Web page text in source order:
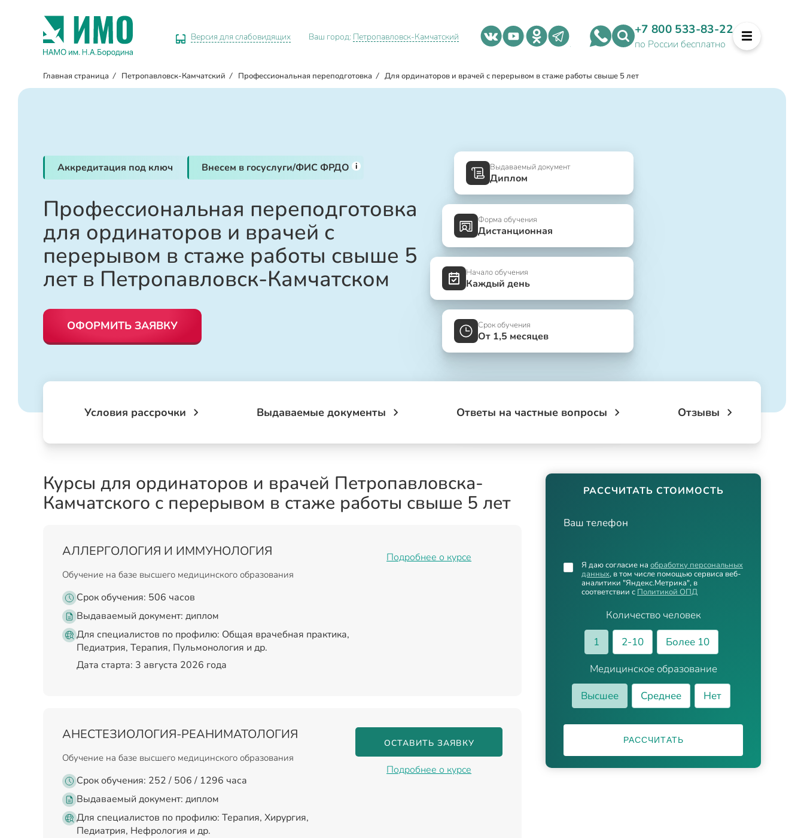
Версия для слабовидящих Ваш город: Петропавловск-Камчатский +7 800 533-83-22
по России бесплатно
Главная страница / Петропавловск-Камчатский / Профессиональная переподготовка / Для ординаторов и врачей с перерывом в стаже работы свыше 5 лет
Аккредитация под ключ Внесем в госуслуги/ФИС ФРДО i
Профессиональная переподготовка
для ординаторов и врачей с
перерывом в стаже работы свыше 5
лет в Петропавловск-Камчатском
ОФОРМИТЬ ЗАЯВКУ
Выдаваемый документ
Диплом
Форма обучения
Дистанционная
Начало обучения
Каждый день
Срок обучения
От 1,5 месяцев
Условия рассрочки Выдаваемые документы Ответы на частные вопросы Отзывы
РАССЧИТАТЬ СТОИМОСТЬ
Ваш телефон
Количество человек
1
2-10
Более 10
Медицинское образование
Высшее
Среднее Нет
Я даю согласие на обработку персональных
данных, в том числе помощью сервиса веб-
аналитики "Яндекс.Метрика", в
соответствии с Политикой ОПД
РАССЧИТАТЬ
Курсы для ординаторов и врачей Петропавловска-
Камчатского с перерывом в стаже работы свыше 5 лет
АЛЛЕРГОЛОГИЯ И ИММУНОЛОГИЯ
Обучение на базе высшего медицинского образования
Срок обучения: 506 часов
Выдаваемый документ: диплом
Для специалистов по профилю: Общая врачебная практика,
Педиатрия, Терапия, Пульмонология и др.
Дата старта: 3 августа 2026 года
Подробнее о курсе
АНЕСТЕЗИОЛОГИЯ-РЕАНИМАТОЛОГИЯ
Обучение на базе высшего медицинского образования
Срок обучения: 252 / 506 / 1296 часа
Выдаваемый документ: диплом
Для специалистов по профилю: Терапия, Хирургия,
Педиатрия, Нефрология и др.
ОСТАВИТЬ ЗАЯВКУ
Подробнее о курсе